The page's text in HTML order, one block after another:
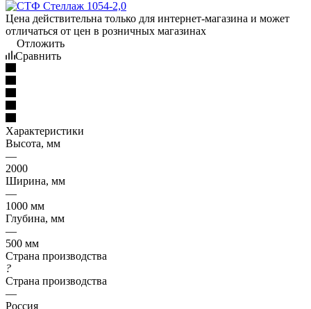
Цена действительна только для интернет-магазина и может
отличаться от цен в розничных магазинах
Отложить
Сравнить
Характеристики
Высота, мм
—
2000
Ширина, мм
—
1000 мм
Глубина, мм
—
500 мм
Страна производства
?
Страна производства
—
Россия